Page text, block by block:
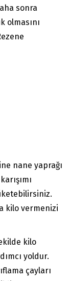
sonra
olmasını
nane yaprağı
kilo vermenizi
kilo
yoldur.
çayları